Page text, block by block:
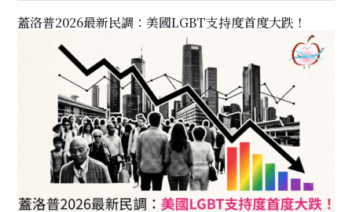
蓋洛普2026最新民調：美國LGBT支持度首度大跌！